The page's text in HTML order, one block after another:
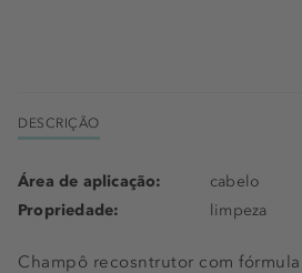
DESCRIÇÃO
Champô recosntrutor com
Área de aplicação:
cabelo
Propriedade:
limpeza